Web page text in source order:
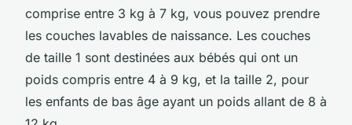
comprise entre 3 kg à 7 kg, vous pouvez prendre
les couches lavables de naissance. Les couches
de taille 1 sont destinées aux bébés qui ont un
poids compris entre 4 à 9 kg, et la taille 2, pour
les enfants de bas âge ayant un poids allant de 8 à